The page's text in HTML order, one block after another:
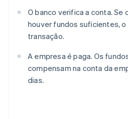
O banco verifica a conta. Se
houver fundos suficientes, o
transação.
A empresa é paga. Os
compensam na conta da
dias.